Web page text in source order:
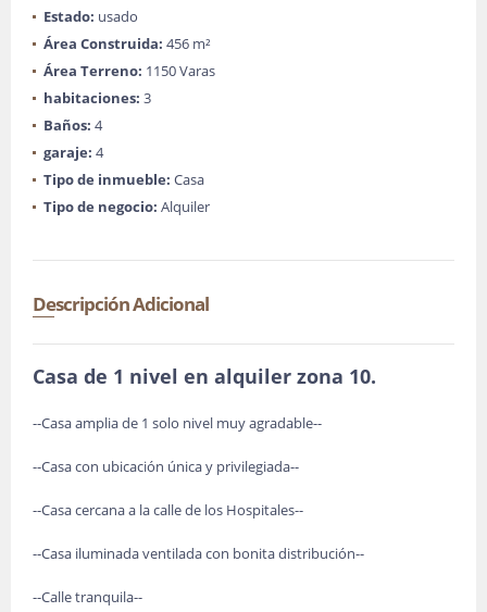
Estado: usado
Área Construida: 456 m²
Área Terreno: 1150 Varas
habitaciones: 3
Baños: 4
garaje: 4
Tipo de inmueble: Casa
Tipo de negocio: Alquiler
Descripción Adicional
Casa de 1 nivel en alquiler zona 10.
--Casa amplia de 1 solo nivel muy agradable--
--Casa con ubicación única y privilegiada--
--Casa cercana a la calle de los Hospitales--
--Casa iluminada ventilada con bonita distribución--
--Calle tranquila--